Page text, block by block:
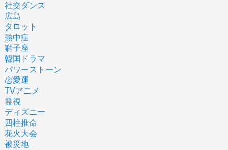
社交ダンス
広島
タロット
熱中症
獅子座
韓国ドラマ
パワーストーン
恋愛運
TVアニメ
霊視
ディズニー
四柱推命
花火大会
被災地